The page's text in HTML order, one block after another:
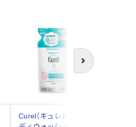
次へ
Curel（キュレル） 泡ボ